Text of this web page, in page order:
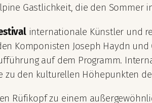
Gastlichkeit, die den Sommer
internationale Künstler und
Komponisten Joseph Haydn
auf dem Programm.
zu den kulturellen Höhepunkten
Rüfikopf zu einem